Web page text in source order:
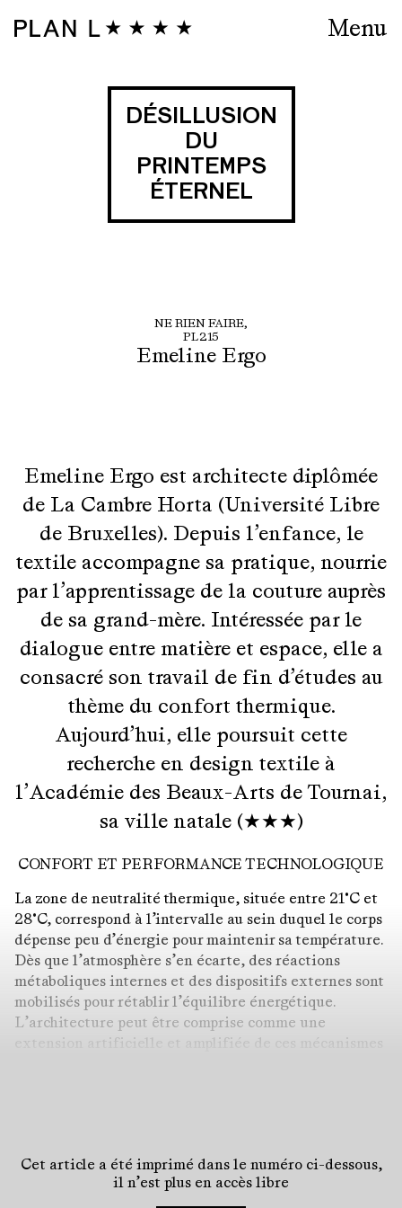
Menu
DÉSILLUSION
DU
PRINTEMPS
ÉTERNEL
NE RIEN FAIRE,
PL215
Emeline Ergo
Emeline Ergo est architecte diplômée
de La Cambre Horta (Université Libre
de Bruxelles). Depuis l’enfance, le
textile accompagne sa pratique, nourrie
par l’apprentissage de la couture auprès
de sa grand-mère. Intéressée par le
dialogue entre matière et espace, elle a
consacré son travail de fin d’études au
thème du confort thermique.
Aujourd’hui, elle poursuit cette
recherche en design textile à
l’Académie des Beaux-Arts de Tournai,
sa ville natale (★★★)
CONFORT ET PERFORMANCE TECHNOLOGIQUE
La zone de neutralité thermique, située entre 21°C et
28°C, correspond à l’intervalle au sein duquel le corps
dépense peu d’énergie pour maintenir sa température.
Dès que l’atmosphère s’en écarte, des réactions
métaboliques internes et des dispositifs externes sont
mobilisés pour rétablir l’équilibre énergétique.
L’architecture peut être comprise comme une
extension artificielle et amplifiée de ces mécanismes
siècle a marqué le passage d’une perception intuitive
à une perception mesurable du confort. L’individu, qui
Cet article a été imprimé dans le numéro ci-dessous,
il n’est plus en accès libre